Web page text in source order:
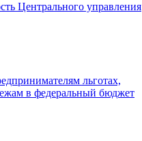
Центрального управления
льготах,
в федеральный бюджет